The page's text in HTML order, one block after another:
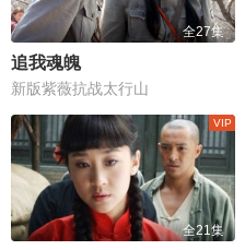
全27集
追我魂魄
新版紫薇抗战太行山
全21集